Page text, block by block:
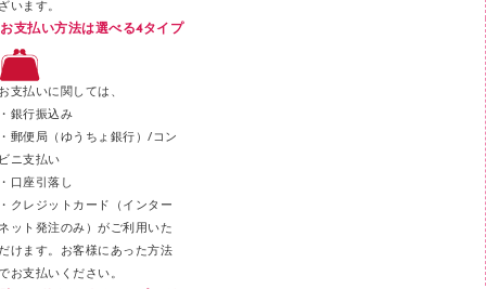
スティックのり
クリップ
カッター
います。
お支払い方法は選べる4タイプ
支払いに関しては、
銀行振込み
郵便局（ゆうちょ銀行）/コン
ニ支払い
口座引落し
クレジットカード（インター
ット発注のみ）がご利用いた
けます。お客様にあった方法
お支払いください。